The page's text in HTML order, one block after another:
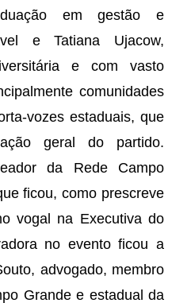
em gestão e
e Tatiana Ujacow,
e com vasto
comunidades
vozes estaduais, que
geral do partido.
da Rede Campo
ficou, como prescreve
vogal na Executiva do
no evento ficou a
advogado, membro
Grande e estadual da